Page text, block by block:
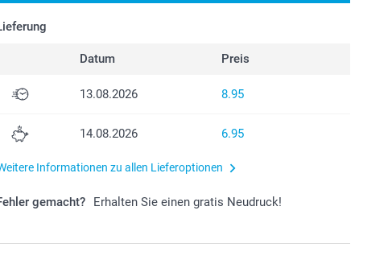
Datum Preis
13.08.2026 8.95
14.08.2026 6.95
Informationen zu allen Lieferoptionen
gemacht? Erhalten Sie einen gratis Neudruck!